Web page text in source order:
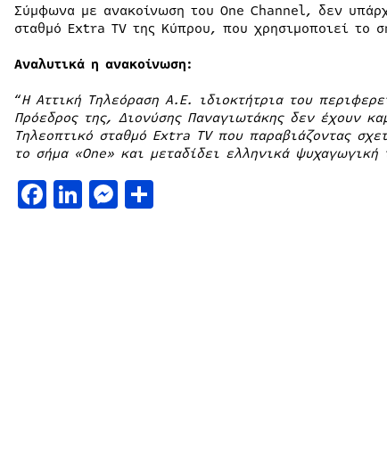
Σύμφωνα με ανακοίνωση του One Channel, δεν
σταθμό Extra TV της Κύπρου, που χρησιμοποιεί το
Αναλυτικά η ανακοίνωση:
“Η Αττική Τηλεόραση Α.Ε. ιδιοκτήτρια του
Πρόεδρος της, Διονύσης Παναγιωτάκης δεν έχουν
Τηλεοπτικό σταθμό Extra TV που παραβιάζοντας
το σήμα «One» και μεταδίδει ελληνικά ψυχαγωγική
Facebook
LinkedIn
Messenger
Μοιραστείτε